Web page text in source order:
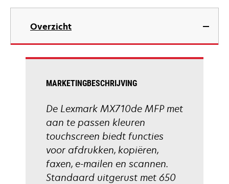
opens
new
Overzicht
MARKETINGBESCHRIJVING
De Lexmark MX710de MFP met
aan te passen kleuren
touchscreen biedt functies
voor afdrukken, kopiëren,
faxen, e-mailen en scannen.
Standaard uitgerust met 650